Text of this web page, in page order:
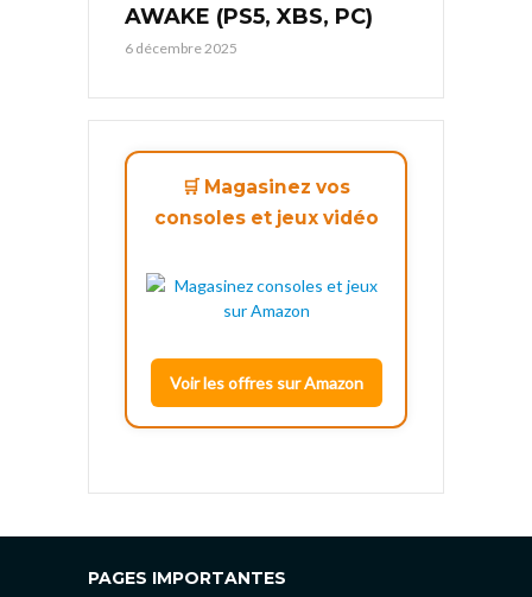
AWAKE (PS5, XBS, PC)
6 décembre 2025
🛒 Magasinez vos
consoles et jeux vidéo
Voir les offres sur Amazon
PAGES IMPORTANTES